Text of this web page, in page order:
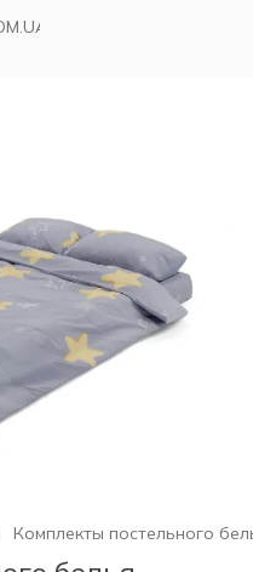
Комплекты постельного